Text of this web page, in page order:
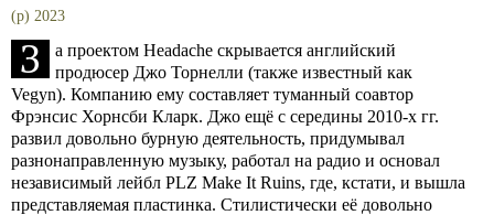
(p) 2023
З
а проектом Headache скрывается английский
продюсер Джо Торнелли (также известный как
Vegyn). Компанию ему составляет туманный соавтор
Фрэнсис Хорнсби Кларк. Джо ещё с середины 2010-х гг.
развил довольно бурную деятельность, придумывал
разнонаправленную музыку, работал на радио и основал
независимый лейбл PLZ Make It Ruins, где, кстати, и вышла
представляемая пластинка. Стилистически её довольно